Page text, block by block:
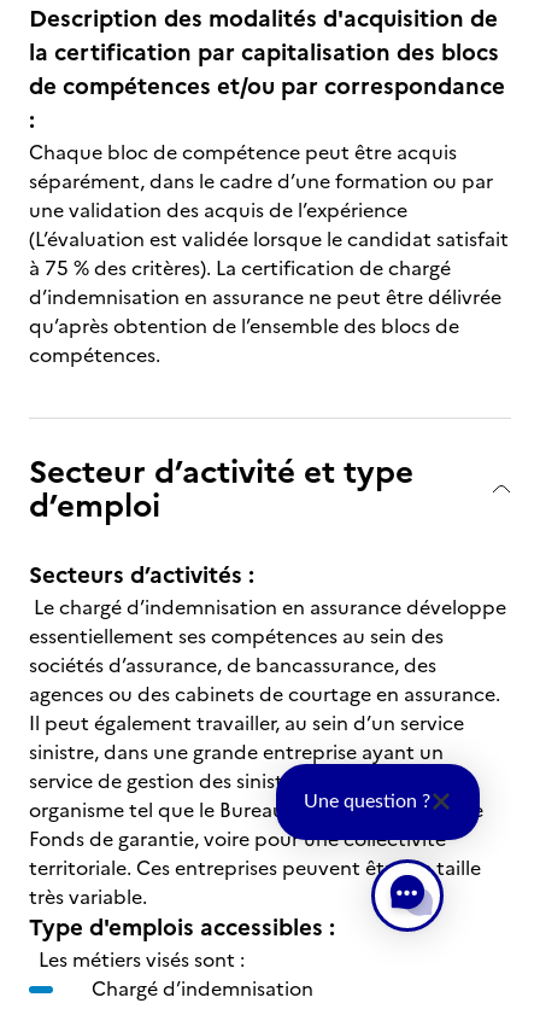
Description des modalités d'acquisition de
la certification par capitalisation des blocs
de compétences et/ou par correspondance
:
Chaque bloc de compétence peut être acquis
séparément, dans le cadre d’une formation ou par
une validation des acquis de l’expérience
(L’évaluation est validée lorsque le candidat satisfait
à 75 % des critères). La certification de chargé
d’indemnisation en assurance ne peut être délivrée
qu’après obtention de l’ensemble des blocs de
compétences.
Secteur d’activité et type
d’emploi
Secteurs d’activités :
Le chargé d’indemnisation en assurance développe
essentiellement ses compétences au sein des
sociétés d’assurance, de bancassurance, des
agences ou des cabinets de courtage en assurance.
Il peut également travailler, au sein d’un service
sinistre, dans une grande entreprise ayant un
service de gestion des sinistres ou dans un
organisme tel que le Bureau central Français ou le
Fonds de garantie, voire pour une collectivité
territoriale. Ces entreprises peuvent être de taille
très variable.
Type d'emplois accessibles :
Les métiers visés sont :
Chargé d’indemnisation
Une question ?